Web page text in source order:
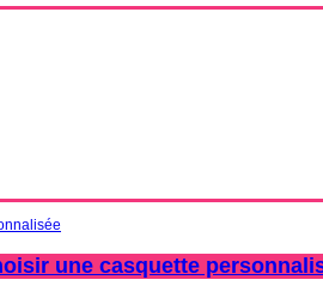
une casquette